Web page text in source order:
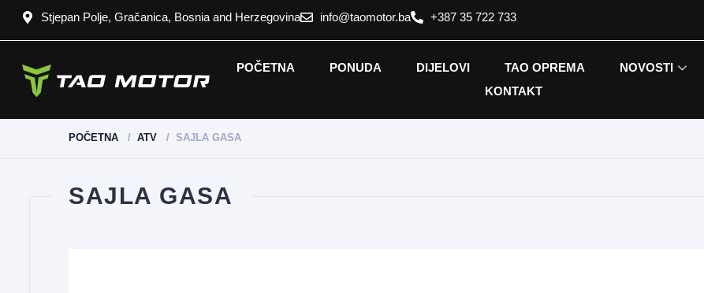
Stjepan Polje, Gračanica, Bosnia and Herzegovina info@taomotor.ba +387 35 722 733
POČETNA PONUDA DIJELOVI TAO OPREMA NOVOSTI
KONTAKT
POČETNA ATV SAJLA GASA
SAJLA GASA